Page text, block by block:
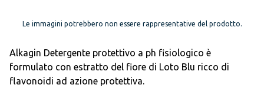
Le immagini potrebbero non essere rappresentative del prodotto.
Alkagin Detergente protettivo a ph fisiologico è
formulato con estratto del fiore di Loto Blu ricco di
flavonoidi ad azione protettiva.